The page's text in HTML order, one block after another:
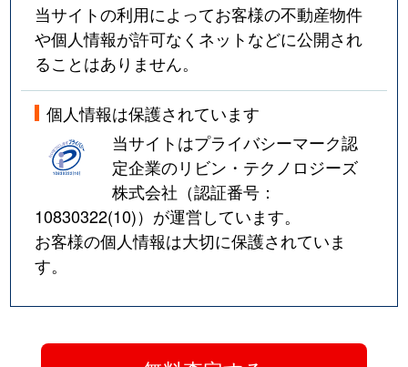
当サイトの利用によってお客様の不動産物件
や個人情報が許可なくネットなどに公開され
ることはありません。
個人情報は保護されています
当サイトはプライバシーマーク認
定企業のリビン・テクノロジーズ
株式会社（認証番号：
10830322(10)）が運営しています。
お客様の個人情報は大切に保護されていま
す。